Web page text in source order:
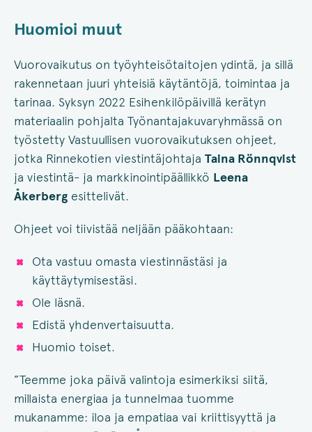
Huomioi muut
Vuorovaikutus on työyhteisötaitojen ydintä, ja sillä
rakennetaan juuri yhteisiä käytäntöjä, toimintaa ja
tarinaa. Syksyn 2022 Esihenkilöpäivillä kerätyn
materiaalin pohjalta Työnantajakuvaryhmässä on
työstetty Vastuullisen vuorovaikutuksen ohjeet,
jotka Rinnekotien viestintäjohtaja Taina Rönnqvist
ja viestintä- ja markkinointipäällikkö Leena
Åkerberg esittelivät.
Ohjeet voi tiivistää neljään pääkohtaan:
Ota vastuu omasta viestinnästäsi ja
käyttäytymisestäsi.
Ole läsnä.
Edistä yhdenvertaisuutta.
Huomio toiset.
”Teemme joka päivä valintoja esimerkiksi siitä,
millaista energiaa ja tunnelmaa tuomme
mukanamme: iloa ja empatiaa vai kriittisyyttä ja